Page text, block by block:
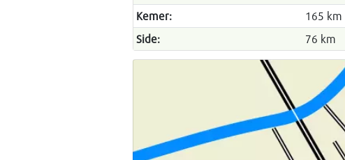
Kemer:
165 km
Side:
76 km